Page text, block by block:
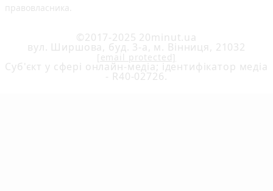
правовласника.
©2017-2025 20minut.ua
вул. Ширшова, буд. 3-а, м. Вінниця, 21032
[email protected]
Cуб'єкт у сфері онлайн-медіа; ідентифікатор медіа
- R40-02726.